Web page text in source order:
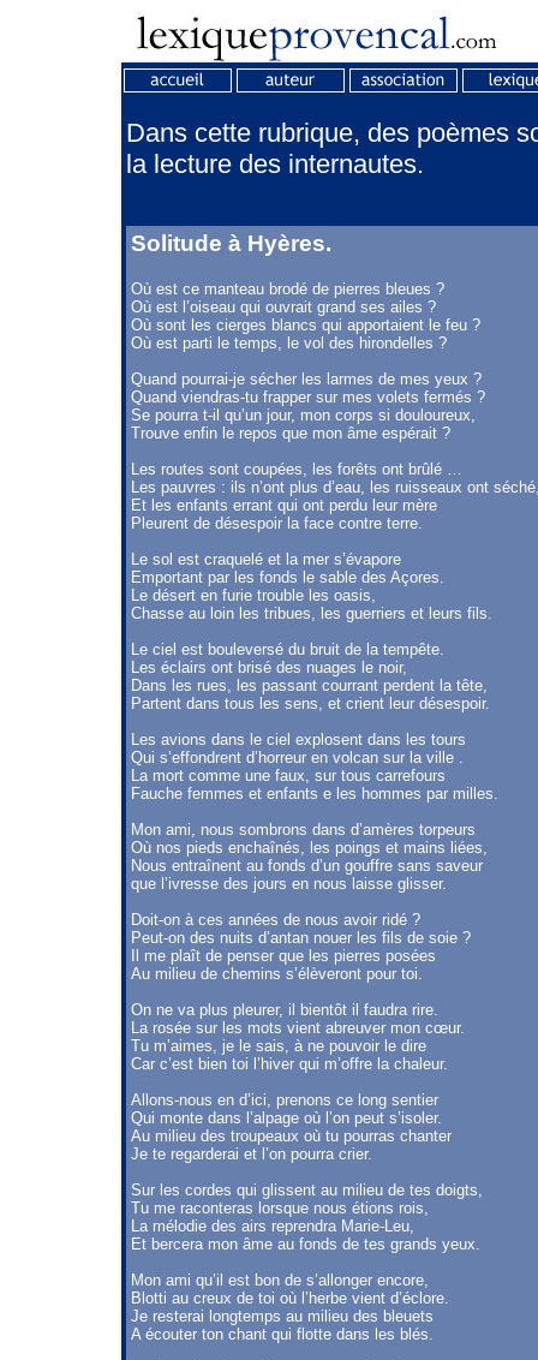
Dans cette rubrique, des poèmes
la lecture des internautes.
Solitude à Hyères.
Où est ce manteau brodé de pierres bleues ?
Où est l’oiseau qui ouvrait grand ses ailes ?
Où sont les cierges blancs qui apportaient le feu ?
Où est parti le temps, le vol des hirondelles ?
Quand pourrai-je sécher les larmes de mes yeux ?
Quand viendras-tu frapper sur mes volets fermés ?
Se pourra t-il qu’un jour, mon corps si douloureux,
Trouve enfin le repos que mon âme espérait ?
Les routes sont coupées, les forêts ont brûlé …
Les pauvres : ils n’ont plus d’eau, les ruisseaux ont
Et les enfants errant qui ont perdu leur mère
Pleurent de désespoir la face contre terre.
Le sol est craquelé et la mer s’évapore
Emportant par les fonds le sable des Açores.
Le désert en furie trouble les oasis,
Chasse au loin les tribues, les guerriers et leurs fils.
Le ciel est bouleversé du bruit de la tempête.
Les éclairs ont brisé des nuages le noir,
Dans les rues, les passant courrant perdent la tête,
Partent dans tous les sens, et crient leur désespoir.
Les avions dans le ciel explosent dans les tours
Qui s’effondrent d’horreur en volcan sur la ville .
La mort comme une faux, sur tous carrefours
Fauche femmes et enfants e les hommes par milles.
Mon ami, nous sombrons dans d’amères torpeurs
Où nos pieds enchaînés, les poings et mains liées,
Nous entraînent au fonds d’un gouffre sans saveur
que l’ivresse des jours en nous laisse glisser.
Doit-on à ces années de nous avoir ridé ?
Peut-on des nuits d’antan nouer les fils de soie ?
Il me plaît de penser que les pierres posées
Au milieu de chemins s’élèveront pour toi.
On ne va plus pleurer, il bientôt il faudra rire.
La rosée sur les mots vient abreuver mon cœur.
Tu m’aimes, je le sais, à ne pouvoir le dire
Car c’est bien toi l’hiver qui m’offre la chaleur.
Allons-nous en d’ici, prenons ce long sentier
Qui monte dans l’alpage où l’on peut s’isoler.
Au milieu des troupeaux où tu pourras chanter
Je te regarderai et l’on pourra crier.
Sur les cordes qui glissent au milieu de tes doigts,
Tu me raconteras lorsque nous étions rois,
La mélodie des airs reprendra Marie-Leu,
Et bercera mon âme au fonds de tes grands yeux.
Mon ami qu’il est bon de s’allonger encore,
Blotti au creux de toi où l’herbe vient d’éclore.
Je resterai longtemps au milieu des bleuets
A écouter ton chant qui flotte dans les blés.